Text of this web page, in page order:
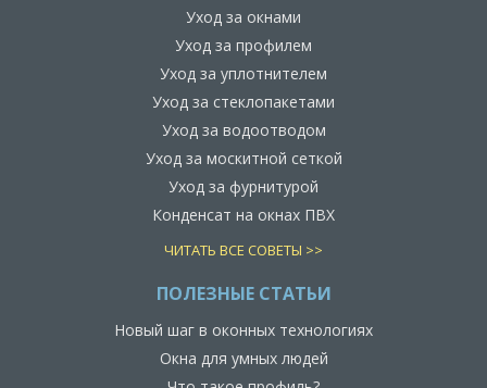
Уход за окнами
Уход за профилем
Уход за уплотнителем
Уход за стеклопакетами
Уход за водоотводом
Уход за москитной сеткой
Уход за фурнитурой
Конденсат на окнах ПВХ
ЧИТАТЬ ВСЕ СОВЕТЫ >>
ПОЛЕЗНЫЕ СТАТЬИ
Новый шаг в оконных технологиях
Окна для умных людей